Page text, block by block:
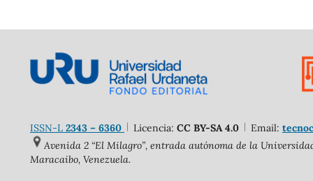
ISSN-L2343 – 6360 Licencia: CC BY-SA 4.0 Email:
Avenida 2 “El Milagro”, entrada autónoma de la
Maracaibo, Venezuela.